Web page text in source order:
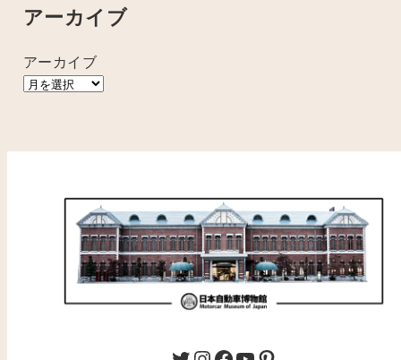
アーカイブ
アーカイブ